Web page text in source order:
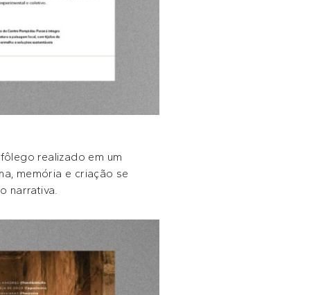
realizado em um
memória e criação se
narrativa.